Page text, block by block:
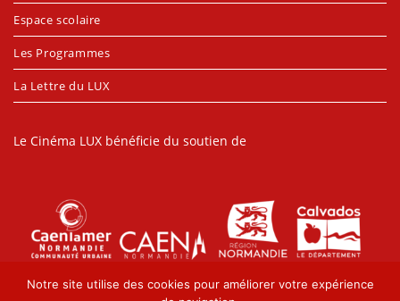
Espace scolaire
Les Programmes
La Lettre du LUX
Le Cinéma LUX bénéficie du soutien de
Notre site utilise des cookies pour améliorer votre expérience